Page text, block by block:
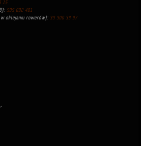
15
505 002 401
oklejaniu rowerów): 33 300 33 97